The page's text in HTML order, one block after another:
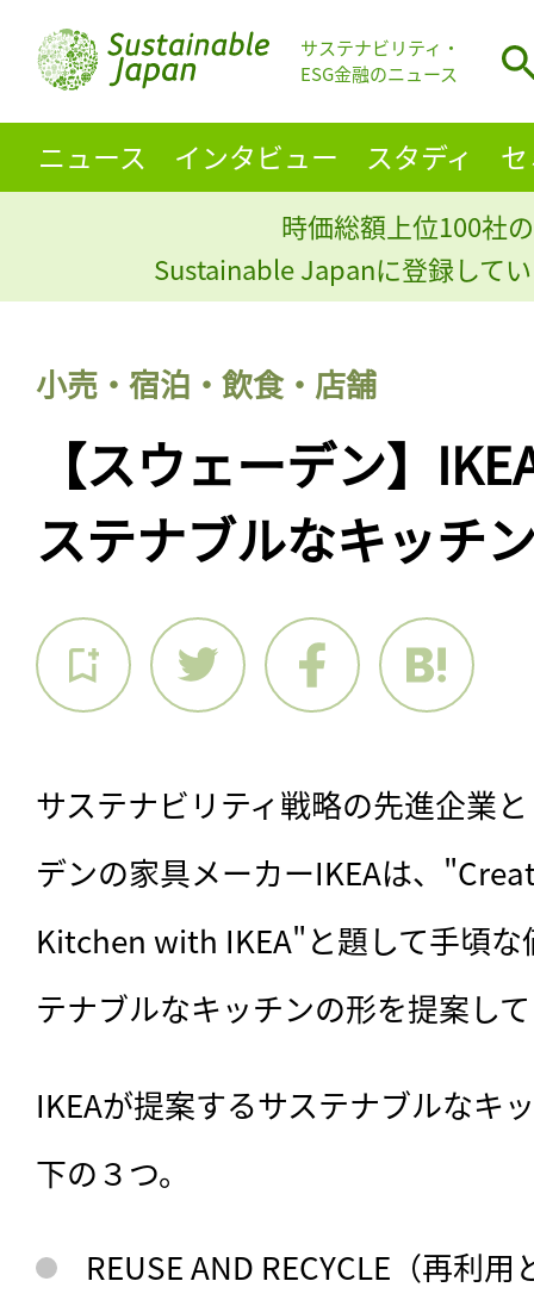
サステナビリティ・
ESG金融のニュース
ニュース インタビュー スタディ
時価総額上位100社
Sustainable Japanに登録して
小売・宿泊・飲食・店舗
【スウェーデン】
ステナブルなキッチ
サステナビリティ戦略の先進企業
デンの家具メーカーIKEAは、
Kitchen with IKEA"と題して手頃な
テナブルなキッチンの形を提案し
IKEAが提案するサステナブルなキ
下の３つ。
REUSE AND RECYCLE（再利